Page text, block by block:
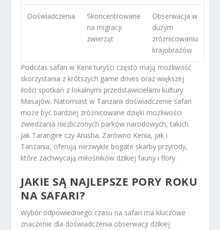
Doświadczenia
Skoncentrowane
na migracji
zwierząt
Obserwacja w
dużym
zróżnicowaniu
krajobrazów
Podczas safari w Kenii turyści często mają możliwość
skorzystania z krótszych game drives oraz większej
ilości spotkań z lokalnymi przedstawicielami kultury
Masajów. Natomiast w Tanzanii doświadczenie safari
może być bardziej zróżnicowane dzięki możliwości
zwiedzania niezliczonych parków narodowych, takich
jak Tarangire czy Arusha. Zarówno Kenia, jak i
Tanzania, oferują niezwykle bogate skarby przyrody,
które zachwycają miłośników dzikiej fauny i flory.
JAKIE SĄ NAJLEPSZE PORY ROKU
NA SAFARI?
Wybór odpowiedniego czasu na safari ma kluczowe
znaczenie dla doświadczenia obserwacji dzikiej